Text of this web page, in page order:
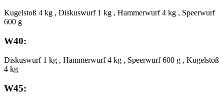
Kugelstoß 4 kg , Diskuswurf 1 kg , Hammerwurf 4 kg , Speerwurf
600 g
W40:
Diskuswurf 1 kg , Hammerwurf 4 kg , Speerwurf 600 g , Kugelstoß
4 kg
W45: